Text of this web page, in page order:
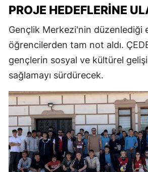
PROJE HEDEFLERINE
Gençlik Merkezi'nin düzenlediği
öğrencilerden tam not aldı.
gençlerin sosyal ve kültürel
sağlamayı sürdürecek.